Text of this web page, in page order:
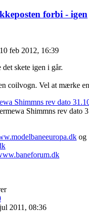
forbi - igen
10 feb 2012, 16:39
skete igen i går.
coilvogn. Vel at mærke
Shimmns rev dato
og
2011, 08:36